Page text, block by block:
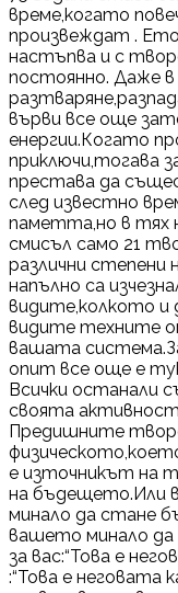
време,когато
произвеждат .
настъпва и с
постоянно. Даже
върви все още
енергии.Когато
приключи,тогава
престава да
след известно
паметта,но в тях
смисъл само 21
различни степени
напълно са
видите,колкото
видите техните
вашата
опит все още е
Всички останали
своята
Предишните
е източникът на
на бъдещето.Или
минало да стане
вашето минало да
за вас:“Това е
:“Това е неговата